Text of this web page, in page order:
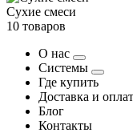
Сухие смеси
10 товаров
О нас
Системы
Где купить
Доставка и
Блог
Контакты